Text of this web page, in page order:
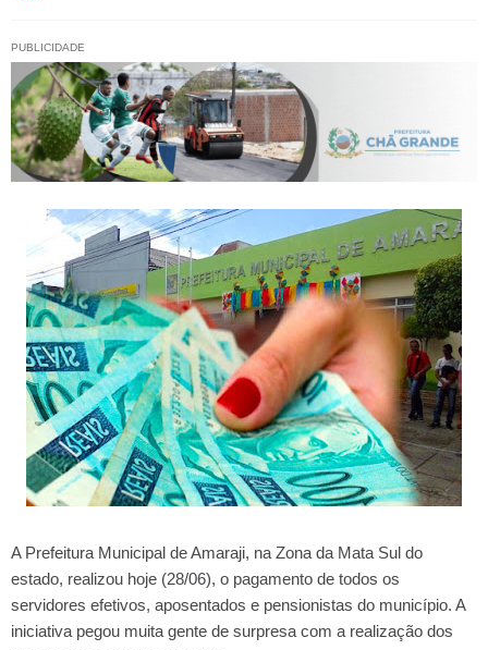
PUBLICIDADE
A Prefeitura Municipal de Amaraji, na Zona da Mata Sul do
estado, realizou hoje (28/06), o pagamento de todos os
servidores efetivos, aposentados e pensionistas do município. A
iniciativa pegou muita gente de surpresa com a realização dos